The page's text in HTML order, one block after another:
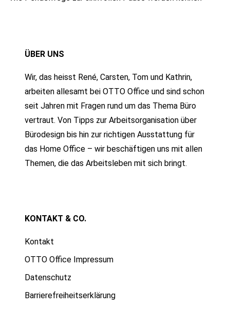
ÜBER UNS
Wir, das heisst René, Carsten, Tom und Kathrin,
arbeiten allesamt bei OTTO Office und sind schon
seit Jahren mit Fragen rund um das Thema Büro
vertraut. Von Tipps zur Arbeitsorganisation über
Bürodesign bis hin zur richtigen Ausstattung für
das Home Office – wir beschäftigen uns mit allen
Themen, die das Arbeitsleben mit sich bringt.
KONTAKT & CO.
Kontakt
OTTO Office Impressum
Datenschutz
Barrierefreiheitserklärung